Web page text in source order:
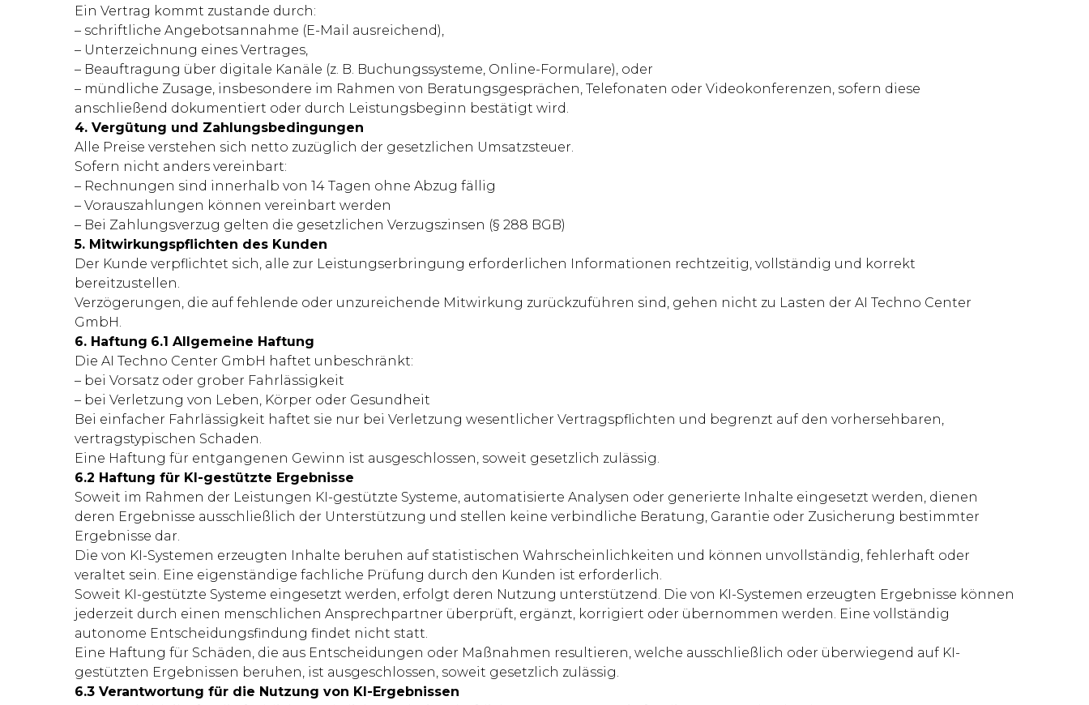
Ein Vertrag kommt zustande durch:
– schriftliche Angebotsannahme (E-Mail ausreichend),
– Unterzeichnung eines Vertrages,
– Beauftragung über digitale Kanäle (z. B. Buchungssysteme, Online-Formulare), oder
– mündliche Zusage, insbesondere im Rahmen von Beratungsgesprächen, Telefonaten oder Videokonferenzen, sofern diese
anschließend dokumentiert oder durch Leistungsbeginn bestätigt wird.
4. Vergütung und Zahlungsbedingungen
Alle Preise verstehen sich netto zuzüglich der gesetzlichen Umsatzsteuer.
Sofern nicht anders vereinbart:
– Rechnungen sind innerhalb von 14 Tagen ohne Abzug fällig
– Vorauszahlungen können vereinbart werden
– Bei Zahlungsverzug gelten die gesetzlichen Verzugszinsen (§ 288 BGB)
5. Mitwirkungspflichten des Kunden
Der Kunde verpflichtet sich, alle zur Leistungserbringung erforderlichen Informationen rechtzeitig, vollständig und korrekt
bereitzustellen.
Verzögerungen, die auf fehlende oder unzureichende Mitwirkung zurückzuführen sind, gehen nicht zu Lasten der AI Techno Center
GmbH.
6. Haftung 6.1 Allgemeine Haftung
Die AI Techno Center GmbH haftet unbeschränkt:
– bei Vorsatz oder grober Fahrlässigkeit
– bei Verletzung von Leben, Körper oder Gesundheit
Bei einfacher Fahrlässigkeit haftet sie nur bei Verletzung wesentlicher Vertragspflichten und begrenzt auf den vorhersehbaren,
vertragstypischen Schaden.
Eine Haftung für entgangenen Gewinn ist ausgeschlossen, soweit gesetzlich zulässig.
6.2 Haftung für KI-gestützte Ergebnisse
Soweit im Rahmen der Leistungen KI-gestützte Systeme, automatisierte Analysen oder generierte Inhalte eingesetzt werden, dienen
deren Ergebnisse ausschließlich der Unterstützung und stellen keine verbindliche Beratung, Garantie oder Zusicherung bestimmter
Ergebnisse dar.
Die von KI-Systemen erzeugten Inhalte beruhen auf statistischen Wahrscheinlichkeiten und können unvollständig, fehlerhaft oder
veraltet sein. Eine eigenständige fachliche Prüfung durch den Kunden ist erforderlich.
Soweit KI-gestützte Systeme eingesetzt werden, erfolgt deren Nutzung unterstützend. Die von KI-Systemen erzeugten Ergebnisse können
jederzeit durch einen menschlichen Ansprechpartner überprüft, ergänzt, korrigiert oder übernommen werden. Eine vollständig
autonome Entscheidungsfindung findet nicht statt.
Eine Haftung für Schäden, die aus Entscheidungen oder Maßnahmen resultieren, welche ausschließlich oder überwiegend auf KI-
gestützten Ergebnissen beruhen, ist ausgeschlossen, soweit gesetzlich zulässig.
6.3 Verantwortung für die Nutzung von KI-Ergebnissen